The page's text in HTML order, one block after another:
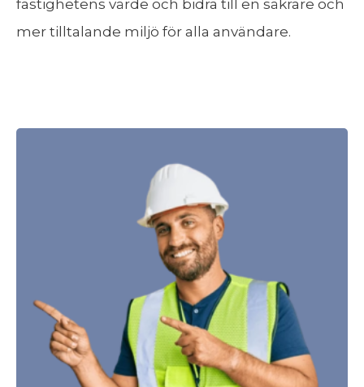
fastighetens värde och bidra till en säkrare och
mer tilltalande miljö för alla användare.